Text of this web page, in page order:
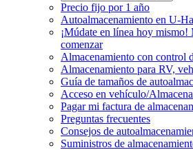
Precio fijo por 1 año
Autoalmacenamiento en U-
¡Múdate en línea hoy mismo!
comenzar
Almacenamiento con control
Almacenamiento para RV,
Guía de tamaños de
Acceso en vehículo/
Pagar mi factura de
Preguntas frecuentes
Consejos de
Suministros de